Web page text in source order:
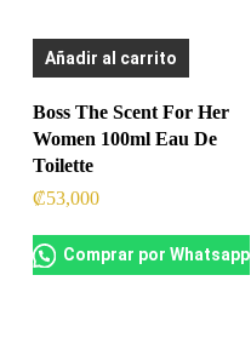
Añadir al carrito
Boss The Scent For Her
Women 100ml Eau De
Toilette
₡53,000
Comprar por Whatsapp